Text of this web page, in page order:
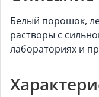
Белый порошок,
растворы с
лабораториях и